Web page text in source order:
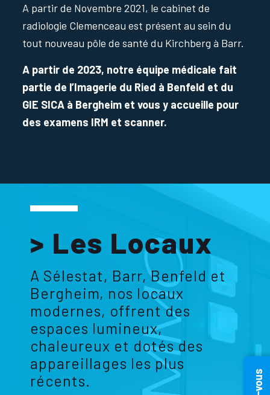
A partir de Novembre 2021, le cabinet de
radiologie Clemenceau est présent au sein du
tout nouveau pôle de santé du Kirchberg à Barr.
A partir de 2023, notre équipe médicale fait
partie de l’Imagerie du Ried à Benfeld et du
GIE SICA à Bergheim et vous y accueille pour
des examens IRM et scanner.
> Les Locaux
A Sélestat, Barr, Benfeld et
Bergheim, nos locaux
modernes, offrent des
espaces lumineux,
chaleureux et dotés des
appareillages les plus
récents.